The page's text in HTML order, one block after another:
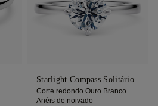
Starlight Compass Solitário
Corte redondo Ouro Branco
Anéis de noivado